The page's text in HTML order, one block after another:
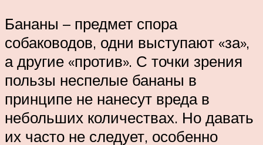
Бананы – предмет спора
собаководов, одни выступают «за»,
а другие «против». С точки зрения
пользы неспелые бананы в
принципе не нанесут вреда в
небольших количествах. Но давать
их часто не следует, особенно